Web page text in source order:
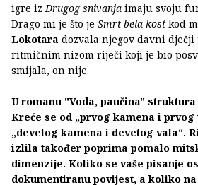
igre izDrugog snivanja imaju svoju
Drago mi je što je Smrt bela kost kod
Lokotara dozvala njegov davni
ritmičnim nizom riječi koji je bio
smijala, on nije.
U romanu "Voda, paučina"
Kreće se od „prvog kamena i
„devetog kamena i devetog vala“.
izlila također poprima pomalo
dimenzije. Koliko se vaše pisanje
dokumentiranu povijest, a koliko